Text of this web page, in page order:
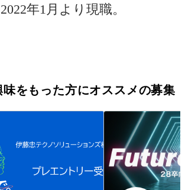
味をもった方にオススメの募集